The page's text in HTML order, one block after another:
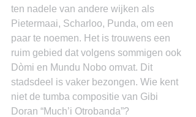
ten nadele van andere wijken als
Pietermaai, Scharloo, Punda, om een
paar te noemen. Het is trouwens een
ruim gebied dat volgens sommigen ook
Dòmi en Mundu Nobo omvat. Dit
stadsdeel is vaker bezongen. Wie kent
niet de tumba compositie van Gibi
Doran “Much’i Otrobanda”?